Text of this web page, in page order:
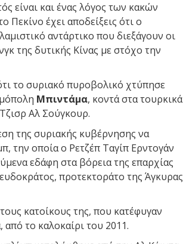
είναι και ένας λόγος των κακών
έχει αποδείξεις ότι ο
αντάρτικο που διεξάγουν οι
της δυτικής Κίνας με στόχο την
το συριακό πυροβολικό χτύπησε
Μπιντάμα, κοντά στα τουρκικά
Αλ Σούγκουρ.
της συριακής κυβέρνησης να
την οποία ο Ρετζέπ Ταγίπ Ερντογάν
εδάφη στα βόρεια της επαρχίας
προτεκτοράτο της Άγκυρας
κατοίκους της, που κατέφυγαν
το καλοκαίρι του 2011.